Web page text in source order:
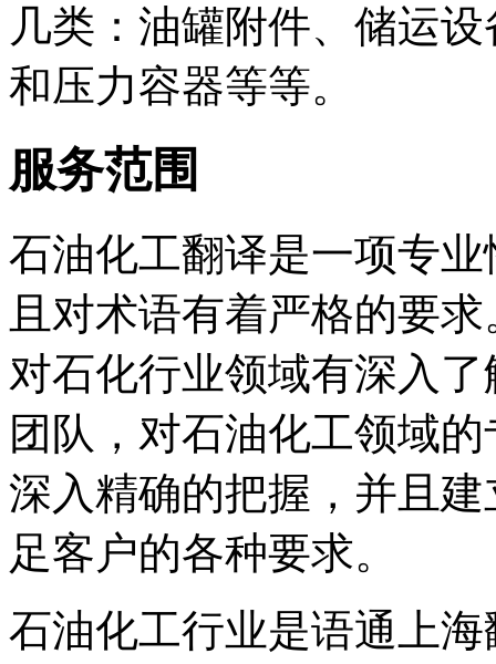
几类：油罐附件、储运
和压力容器等等。
服务范围
石油化工翻译是一项专
且对术语有着严格的要
对石化行业领域有深入
团队，对石油化工领域
深入精确的把握，并且
足客户的各种要求。
石油化工行业是语通上